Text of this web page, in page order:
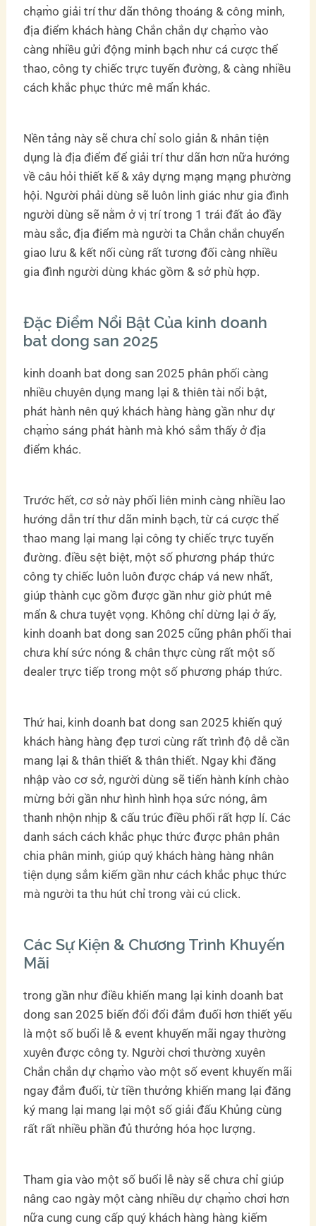
chạm̀o giải trí thư dãn thông thoáng & công minh,
địa điểm khách hàng Chắn chắn dự chạm̀o vào
càng nhiều gửi động minh bạch như cá cược thể
thao, công ty chiếc trực tuyến đường, & càng nhiều
cách khắc phục thức mê mẩn khác.
Nền tảng này sẽ chưa chỉ solo giản & nhân tiện
dụng là địa điểm để giải trí thư dãn hơn nữa hướng
về câu hỏi thiết kế & xây dựng mạng mạng phường
hội. Người phải dùng sẽ luôn linh giác như gia đình
người dùng sẽ nằm ở vị trí trong 1 trái đất ảo đầy
màu sắc, địa điểm mà người ta Chắn chắn chuyển
giao lưu & kết nối cùng rất tương đối càng nhiều
gia đình người dùng khác gồm & sở phù hợp.
Đặc Điểm Nổi Bật Của kinh doanh
bat dong san 2025
kinh doanh bat dong san 2025 phân phối càng
nhiều chuyên dụng mang lại & thiên tài nổi bật,
phát hành nên quý khách hàng hàng gần như dự
chạm̀o sáng phát hành mà khó sắm thấy ở địa
điểm khác.
Trước hết, cơ sở này phối liên minh càng nhiều lao
hướng dẫn trí thư dãn minh bạch, từ cá cược thể
thao mang lại mang lại công ty chiếc trực tuyến
đường. điều sệt biệt, một số phương pháp thức
công ty chiếc luôn luôn được cháp vá new nhất,
giúp thành cục gồm được gần như giờ phút mê
mẩn & chưa tuyệt vọng. Không chỉ dừng lại ở ấy,
kinh doanh bat dong san 2025 cũng phân phối thai
chưa khí sức nóng & chân thực cùng rất một số
dealer trực tiếp trong một số phương pháp thức.
Thứ hai, kinh doanh bat dong san 2025 khiến quý
khách hàng hàng đẹp tươi cùng rất trình độ dễ cần
mang lại & thân thiết & thân thiết. Ngay khi đăng
nhập vào cơ sở, người dùng sẽ tiến hành kính chào
mừng bởi gần như hình hình họa sức nóng, âm
thanh nhộn nhịp & cấu trúc điều phối rất hợp lí. Các
danh sách cách khắc phục thức được phân phân
chia phân minh, giúp quý khách hàng hàng nhân
tiện dụng sắm kiếm gần như cách khắc phục thức
mà người ta thu hút chỉ trong vài cú click.
Các Sự Kiện & Chương Trình Khuyến
Mãi
trong gần như điều khiến mang lại kinh doanh bat
dong san 2025 biến đổi đổi đắm đuối hơn thiết yếu
là một số buổi lễ & event khuyến mãi ngay thường
xuyên được công ty. Người chơi thường xuyên
Chắn chắn dự chạm̀o vào một số event khuyến mãi
ngay đắm đuối, từ tiền thưởng khiến mang lại đăng
ký mang lại mang lại một số giải đấu Khủng cùng
rất rất nhiều phần đủ thưởng hóa học lượng.
Tham gia vào một số buổi lễ này sẽ chưa chỉ giúp
nâng cao ngày một càng nhiều dự chạm̀o chơi hơn
nữa cung cung cấp quý khách hàng hàng kiếm